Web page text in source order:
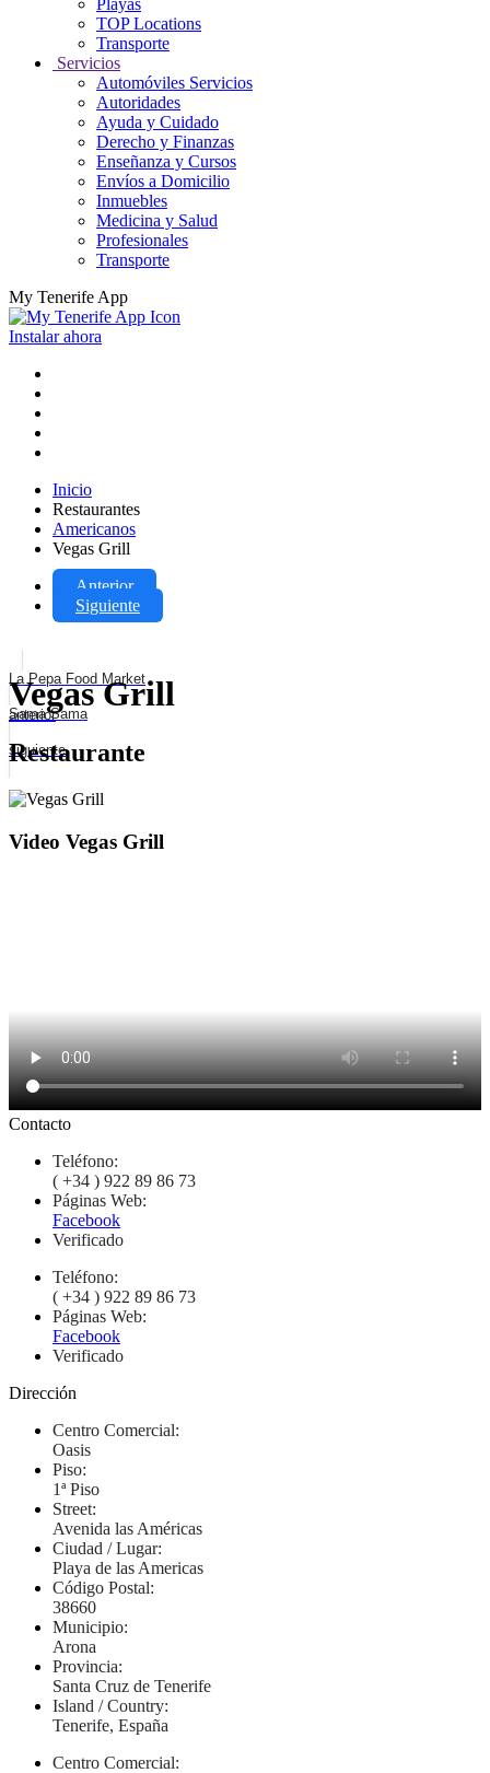
Playas
TOP Locations
Transporte
Servicios
Automóviles Servicios
Autoridades
Ayuda y Cuidado
Derecho y Finanzas
Enseñanza y Cursos
Envíos a Domicilio
Inmuebles
Medicina y Salud
Profesionales
Transporte
My Tenerife App
Instalar ahora
Inicio
Restaurantes
Americanos
Vegas Grill
Anterior
Siguiente
La Pepa Food Market
anterior
Sama Sama
siguiente
Vegas Grill
Restaurante
Video Vegas Grill
Contacto
Teléfono:
( +34 ) 922 89 86 73
Páginas Web:
Facebook
Verificado
Teléfono:
( +34 ) 922 89 86 73
Páginas Web:
Facebook
Verificado
Dirección
Centro Comercial:
Oasis
Piso:
1ª Piso
Street:
Avenida las Américas
Ciudad / Lugar:
Playa de las Americas
Código Postal:
38660
Municipio:
Arona
Provincia:
Santa Cruz de Tenerife
Island / Country:
Tenerife, España
Centro Comercial: